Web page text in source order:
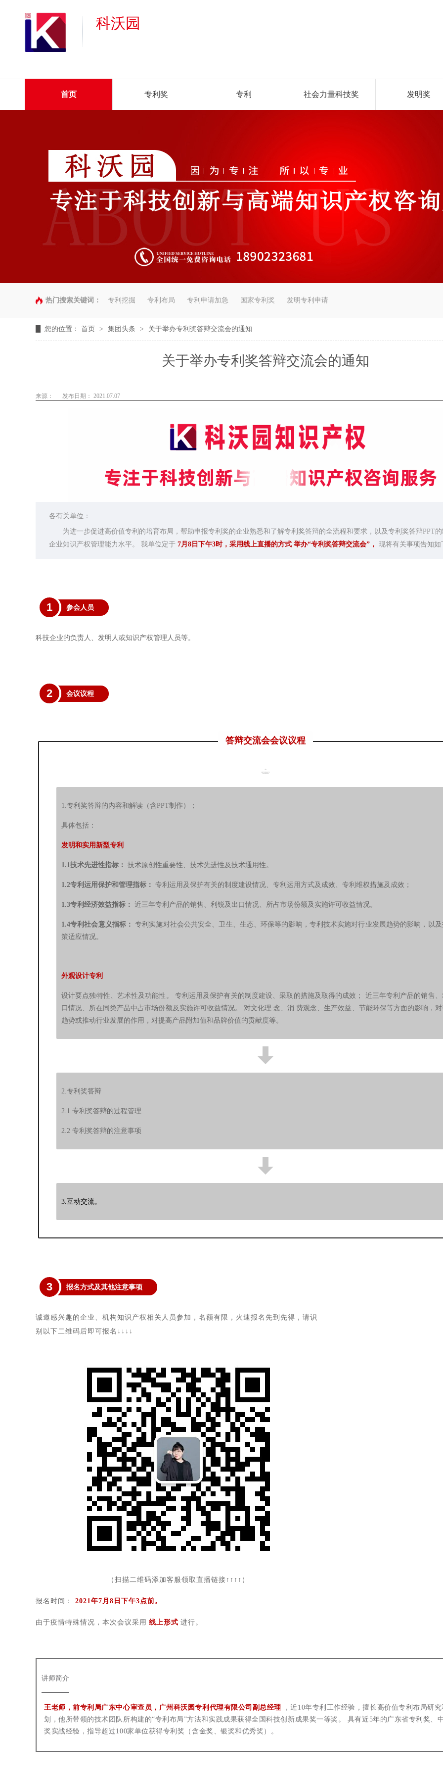
科沃园
首页 专利奖 专利 社会力量科技奖 发明奖
热门搜索关键词： 专利挖掘 专利布局 专利申请加急 国家专利奖 发明专利申请
您的位置： 首页 > 集团头条 > 关于举办专利奖答辩交流会的通知
关于举办专利奖答辩交流会的通知
来源： 发布日期： 2021.07.07
各有关单位：
为进一步促进高价值专利的培育布局，帮助申报专利奖的企业熟悉和了解专利奖答辩的全流程和要求，以及专利奖答辩PPT
企业知识产权管理能力水平。
我单位定于 7月8日下午3时，采用线上直播的方式 举办“专利奖答辩交流会”， 现将有关事项告知如
1 参会人员
科技企业的负责人、发明人或知识产权管理人员等。
2 会议议程
答辩交流会会议议程
1.专利奖答辩的内容和解读（含PPT制作）；
具体包括：
发明和实用新型专利
1.1技术先进性指标： 技术原创性重要性、技术先进性及技术通用性。
1.2专利运用保护和管理指标： 专利运用及保护有关的制度建设情况、专利运用方式及成效、专利维权措施及成效；
1.3专利经济效益指标： 近三年专利产品的销售、利锐及出口情况、所占市场份额及实施许可收益情况。
1.4专利社会意义指标：
专利实施对社会公共安全、卫生、生态、环保等的影响，专利技术实施对行业发展趋势的影响，以
策适应情况。
外观设计专利
设计要点独特性、艺术性及功能性。 专利运用及保护有关的制度建设、采取的措施及取得的成效；
近三年专利产品的销售
口情况、所在同类产品中占市场份额及实施许可收益情况。
对文化理 念、消 费观念、生产效益、节能环保等方面的影响，
趋势或推动行业发展的作用，对提高产品附加值和品牌价值的贡献度等。
2.专利奖答辩
2.1 专利奖答辩的过程管理
2.2 专利奖答辩的注意事项
3.互动交流。
3 报名方式及其他注意事项
诚邀感兴趣的企业、机构知识产权相关人员参加，名额有限，火速报名先到先得， 请识
别以下二维码后即可报名↓↓↓↓
（扫描二维码添加客服领取直播链接↑↑↑↑）
报名时间： 2021年7月8日下午3点前。
由于疫情特殊情况，本次会议采用 线上形式 进行。
讲师简介
王老师，前专利局广东中心审查员，广州科沃园专利代理有限公司副总经理
，近10年专利工作经验，擅长高价值专利布局研
划，他所带领的技术团队所构建的“专利布局”方法和实践成果获得全国科技创新成果奖一等奖。
具有近5年的广东省专利奖、
奖实战经验，指导超过100家单位获得专利奖（含金奖、银奖和优秀奖）。